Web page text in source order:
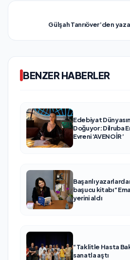
Gülşah Tanrıöver’den
BENZER HABERLER
Edebiyat
Doğuyor: Dilruba
Evreni ‘AVENOİR’
Başarılı
başucu kitabı
yerini aldı
“Taklitle Hasta
sanatla aştı